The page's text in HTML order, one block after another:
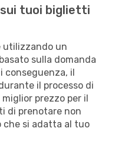
tuoi biglietti
utilizzando un
sulla domanda
conseguenza, il
il processo di
prezzo per il
di prenotare non
che si adatta al tuo